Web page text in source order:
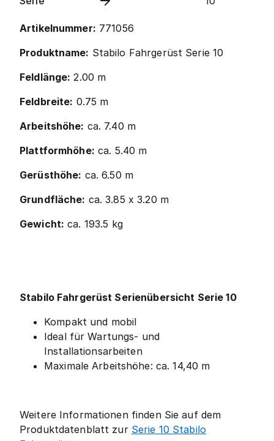
Artikelnummer: 771056
Produktname: Stabilo Fahrgerüst Serie 10
Feldlänge: 2.00 m
Feldbreite: 0.75 m
Arbeitshöhe: ca. 7.40 m
Plattformhöhe: ca. 5.40 m
Gerüsthöhe: ca. 6.50 m
Grundfläche: ca. 3.85 x 3.20 m
Gewicht: ca. 193.5 kg
Stabilo Fahrgerüst Serienübersicht Serie 10
Kompakt und mobil
Ideal für Wartungs- und
Installationsarbeiten
Maximale Arbeitshöhe: ca. 14,40 m
Weitere Informationen finden Sie auf dem
Produktdatenblatt zur Serie 10 Stabilo